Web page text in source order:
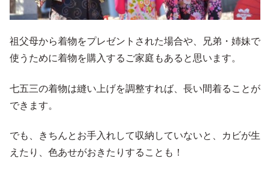
祖父母から着物をプレゼントされた場合や、兄弟・姉妹で
使うために着物を購入するご家庭もあると思います。
七五三の着物は縫い上げを調整すれば、長い間着ることが
できます。
でも、きちんとお手入れして収納していないと、カビが生
えたり、色あせがおきたりすることも！